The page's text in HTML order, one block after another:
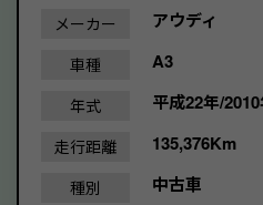
メーカー アウディ
車種 A3
年式 平成22年/
走行距離 135,376Km
種別 中古車